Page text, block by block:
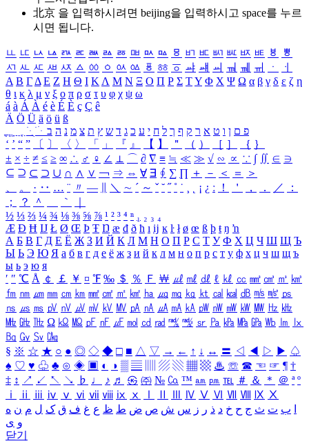
北京 을 입력하시려면 beijing을 입력하시고 space를 누르
시면 됩니다.
ㅥ ㅦ ㅧ ㅨ ㅩ ㅪ ㅫ ㅬ ㅭ ㅮ ㅯ ㅰ ㅱ ㅲ ㅳ ㅴ ㅵ ㅶ ㅷ ㅸ
ㅹ
ㅺ ㅻ ㅼ ㅽ ㅾ ㅿ ㆀ ㆁ ㆂ ㆃ ㆄ ㆅ ㆆ ㆇ ㆈ ㆉ ㆊ ㆋ ㆌ ㆍ
ㆎ
Α Β ΓΔ Ε Ζ Η Θ Ι ΚΛ Μ Ν Ξ Ο Π Ρ Σ ΤΥ Φ Χ Ψ Ω α β γ δ ε ζ η
θ ι κ λ μ ν ξ ο π ρ σ τ υ φ χ ψ ω
á à Á À é è É È ç Ç ê
Ä Ö Ü ä ö ü ß
ִֶֹ ֻּ ׁׂ פ ם ן ו ט א ר ק ף ך ל ח י ע כ ג ד ש ץ ת צ מ נ ה ב
‘ ’ “ ” 〔 〕 〈 〉 「 」 『 』 【 】 ＂ （ ） ［ ］ ｛ ｝
± × ÷ ≠ ≤ ≥ ∞ ∴ ♂ ♀ ∠ ⊥ ⌒ ∂ ∇ ≡ ≒ ≪ ≫ √ ∽ ∝ ∵ ∫ ∬ ∈ ∋
⊆ ⊇ ⊂ ⊃ ∪ ∩ ∧ ∨ ￢ ⇒ ⇔ ∀ ∃ ∮ ∑ ∏ ＋ － ＜ ＝
＞
、
。 · ‥ … ¨ 〃 ― ＼ ∼ ´ ～ ˇ ˘ ˝ ˚ ˙ ¸ ¡ ¿ ː ！ ＇ ， ． ／
：
；
？ ＾ ｀
½ ⅓ ⅔ ¼ ¾ ⅛ ⅜ ⅝ ⅞ ¹ ² ³ ⁴ ⁿ ₁ ₂ ₃ ₄
Æ Ð Ħ Ĳ Ł Ø Œ Þ Ŧ Ŋ æ đ ð ħ ı ĳ ĸ ŀ ł ø œ ß þ ŧ ŋ ŉ
А Б В Г Д Е Ё Ж З И Й К Л М Н О П Р С Т У Ф Х Ц Ч Ш Щ Ъ
Ы Ь Э Ю Я а б в г д е ё ж з и й к л м н о п р с т у ф х ц ч ш щ ъ
ы ь э ю я
′ ″ ℃ Å ￠ ￡ ￥ ¤ ℉ ‰ ＄ ％ Ｆ ￦ ㎕ ㎖ ㎗ ℓ ㎘ ㏄ ㎣ ㎤ ㎥ ㎦
㎙ ㎚ ㎛ ㎜ ㎝ ㎞ ㎟ ㎠ ㎡ ㎢ ㏊ ㎍ ㎎ ㎏ ㏏ ㎈ ㎉ ㏈ ㎧ ㎨ ㎰
㎱ ㎲ ㎳ ㎴ ㎵ ㎶ ㎷ ㎸ ㎹ ㎀ ㎁ ㎂ ㎃ ㎄ ㎺ ㎻ ㎽ ㎾ ㎿ ㎐ ㎑
㎒ ㎓ ㎔ Ω ㏀ ㏁ ㎊ ㎋ ㎌ ㏖ ㏅ ㎭ ㎮ ㎯ ㏛ ㎩ ㎪ ㎫ ㎬ ㏝ ㏐
㏓
㏃ ㏉ ㏜ ㏆
§ ※ ☆ ★ ○ ● ◎ ◇ ◆ □ ■ △ ▽ → ← ↑ ↓ ↔ 〓 ◁ ◀ ▷ ▶ ♤
♠ ♡ ♥ ♧ ♣ ⊙ ◈ ▣ ◐ ◑ ▒ ▤ ▨ ▧ ▦ ▩ ♨ ☏ ☎ ☜ ☞ ¶ †
‡ ↕ ↗ ↙ ↖ ↘ ♭ ♩ ♪ ♬ ㉿ ㈜ № ㏇ ™ ㏂ ㏘ ℡ ＃ ＆ ＊ ＠ ª º
ⅰ
ⅱ ⅲ ⅳ ⅴ ⅵ ⅶ ⅷ ⅸ ⅹ Ⅳ Ⅴ Ⅵ Ⅶ Ⅷ Ⅸ Ⅹ
ب ت ث ج ح خ د ذ ر ز س ش ص ض ط ظ ع غ ف ق ک ل م ن ه
و ی
닫기